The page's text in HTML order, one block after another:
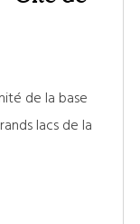
de la base
lacs de la